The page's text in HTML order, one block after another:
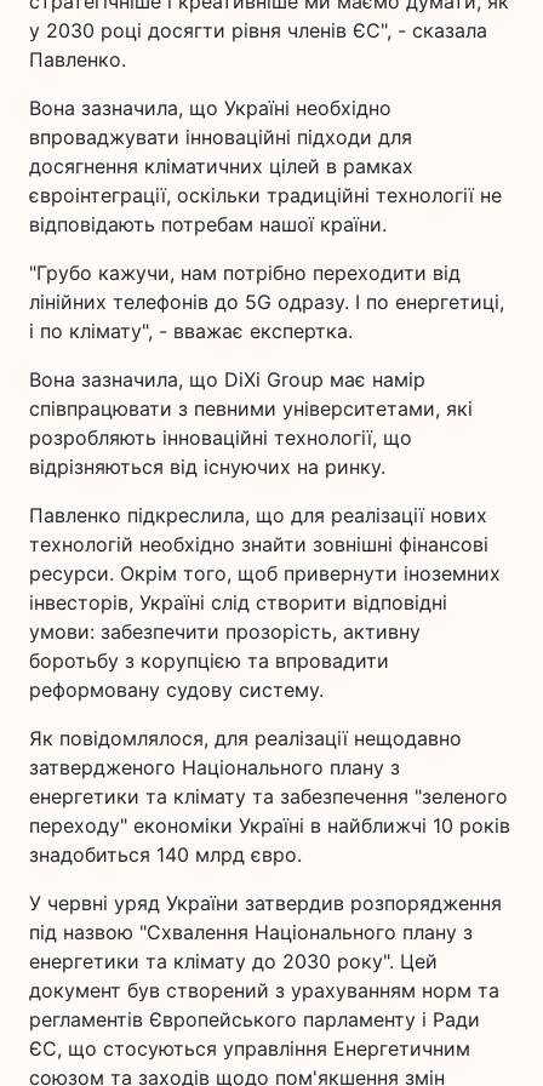
у 2030 році досягти рівня членів ЄС", - сказала
Павленко.
Вона зазначила, що Україні необхідно
впроваджувати інноваційні підходи для
досягнення кліматичних цілей в рамках
євроінтеграції, оскільки традиційні технології не
відповідають потребам нашої країни.
"Грубо кажучи, нам потрібно переходити від
лінійних телефонів до 5G одразу. І по енергетиці,
і по клімату", - вважає експертка.
Вона зазначила, що DiXi Group має намір
співпрацювати з певними університетами, які
розробляють інноваційні технології, що
відрізняються від існуючих на ринку.
Павленко підкреслила, що для реалізації нових
технологій необхідно знайти зовнішні фінансові
ресурси. Окрім того, щоб привернути іноземних
інвесторів, Україні слід створити відповідні
умови: забезпечити прозорість, активну
боротьбу з корупцією та впровадити
реформовану судову систему.
Як повідомлялося, для реалізації нещодавно
затвердженого Національного плану з
енергетики та клімату та забезпечення "зеленого
переходу" економіки Україні в найближчі 10 років
знадобиться 140 млрд євро.
У червні уряд України затвердив розпорядження
під назвою "Схвалення Національного плану з
енергетики та клімату до 2030 року". Цей
документ був створений з урахуванням норм та
регламентів Європейського парламенту і Ради
ЄС, що стосуються управління Енергетичним
союзом та заходів щодо пом'якшення змін